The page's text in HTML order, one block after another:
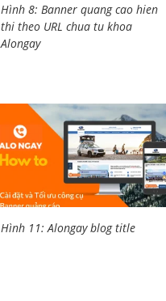
Hình 8: Banner quang cao hien
thi theo URL chua tu khoa
Alongay
Hình 11: Alongay blog title